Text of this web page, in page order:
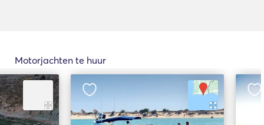
Motorjachten te huur